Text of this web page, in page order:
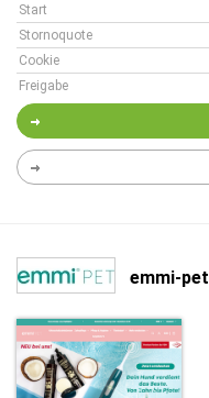
Start
Stornoquote
Cookie
Freigabe
emmi-pet